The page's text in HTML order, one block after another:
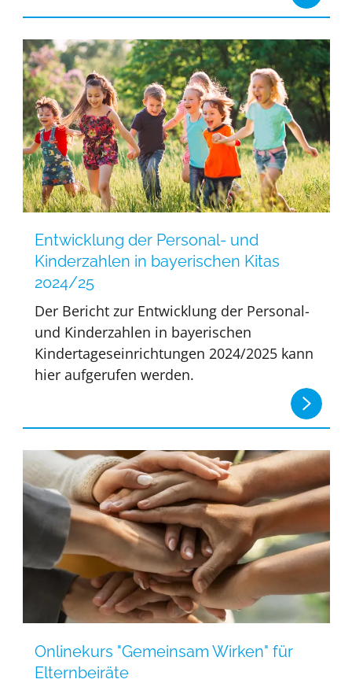
Entwicklung der Personal- und
Kinderzahlen in bayerischen Kitas
2024/25
Der Bericht zur Entwicklung der Personal-
und Kinderzahlen in bayerischen
Kindertageseinrichtungen 2024/2025 kann
hier aufgerufen werden.
Onlinekurs "Gemeinsam Wirken" für
Elternbeiräte